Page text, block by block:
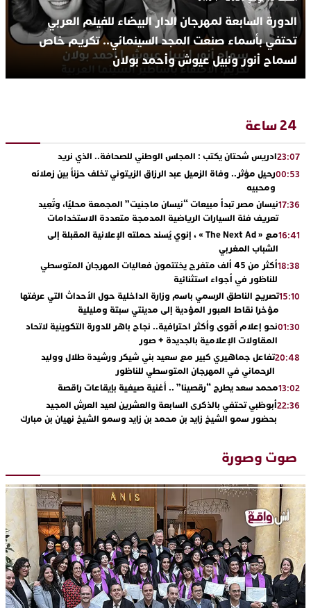
الدورة السابعة لمهرجان الدار البيضاء للفيلم العربي
تحتفي بأسماء صنعت المجد السينمائي.. تكريم خاص
لسماح أنور ونبيل عيوش وأحمد بولان
24 ساعة
23:07ادريس شحتان يكتب : المجلس الوطني للصحافة.. الذي نريد
00:53رحيل مؤثر.. وفاة الزميل عبد الرزاق الزيتوني تخلف حزناً بين زملائه
ومحبيه
17:36نيسان مصر تبدأ مبيعات “نيسان ماجنيت” المجمعة محليًا، وتُعِيد
تعريف فئة السيارات الرياضية المدمجة متعددة الاستخدامات
16:41
مع « The Next Ad » ، إنوي يُسند حملته الإعلانية المقبلة إلى
الشباب المغربي
18:38
أكثر من 45 ألف متفرج يختتمون فعاليات المهرجان المتوسطي
للناظور في أجواء استثنائية
15:10تصريح الناطق الرسمي باسم وزارة الداخلية حول الأحداث التي عرفتها
مؤخرا نقاط العبور المؤدية إلى مدينتي سبتة ومليلية
01:30نحو إعلام أقوى وأكثر احترافية.. نجاح باهر للدورة التكوينية لاتحاد
المقاولات الإعلامية بالجديدة + صور
20:48تفاعل جماهيري كبير مع سعيد بني شيكر ورشيدة طلال ووليد
الرحماني في المهرجان المتوسطي للناظور
13:02محمد سعد يطرح “رقصينا” .. أغنية صيفية بإيقاعات راقصة
22:36أبوظبي تحتفي بالذكرى السابعة والعشرين لعيد العرش المجيد
بحضور سمو الشيخ زايد بن محمد بن زايد وسمو الشيخ نهيان بن مبارك
“كوفرة فالغيس”
19:11يقظة أمنية تنهي كابوس الفتاة القاصر: كواليس مثيرة لعملية تحرير
17:27اتحاد المقاولات الإعلامية يقود قاطرة التكوين بالجديدة ويستضيف
الإعلامي سعيد بلفقير في دورة استثنائية
23:18ترسيخا لثقافة ترشيد الموارد المائية.. اختتام فعاليات النسخة الثانية
من “القرية الذكية للماء” بمركز الاصطياف ببوزنيقة
صوت وصورة